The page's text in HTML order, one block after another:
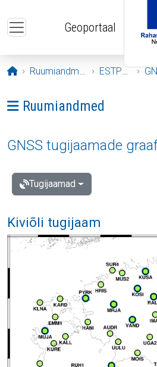
Geoportaal
Avaleht
Ruumiandmed ESTPOS
Ava menüü: Ruumiandmed
Ruumiandmed
GNSS tugijaamade
Tugijaamad
Kiviõli tugijaam